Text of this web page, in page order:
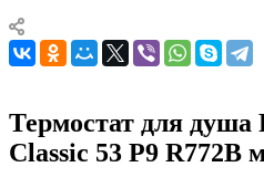
Термостат для душа
Classic 53 P9 R772B